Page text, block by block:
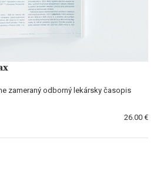
zameraný odborný lekársky časopis
26.00 €